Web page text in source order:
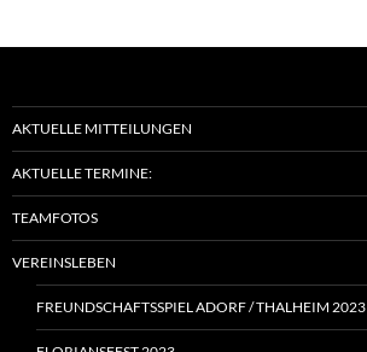
AKTUELLE MITTEILUNGEN
AKTUELLE TERMINE:
TEAMFOTOS
VEREINSLEBEN
FREUNDSCHAFTSSPIEL ADORF / THALHEIM 2023